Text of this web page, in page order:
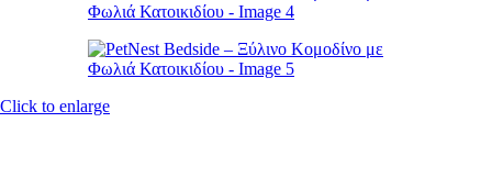
Click to enlarge